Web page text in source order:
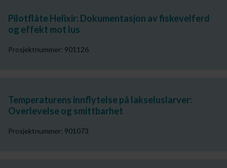
Pilotflåte Helixir: Dokumentasjon av fiskevelferd
og effekt mot lus
Prosjektnummer: 901126
Temperaturens innflytelse på lakseluslarver:
Overlevelse og smittbarhet
Prosjektnummer: 901073